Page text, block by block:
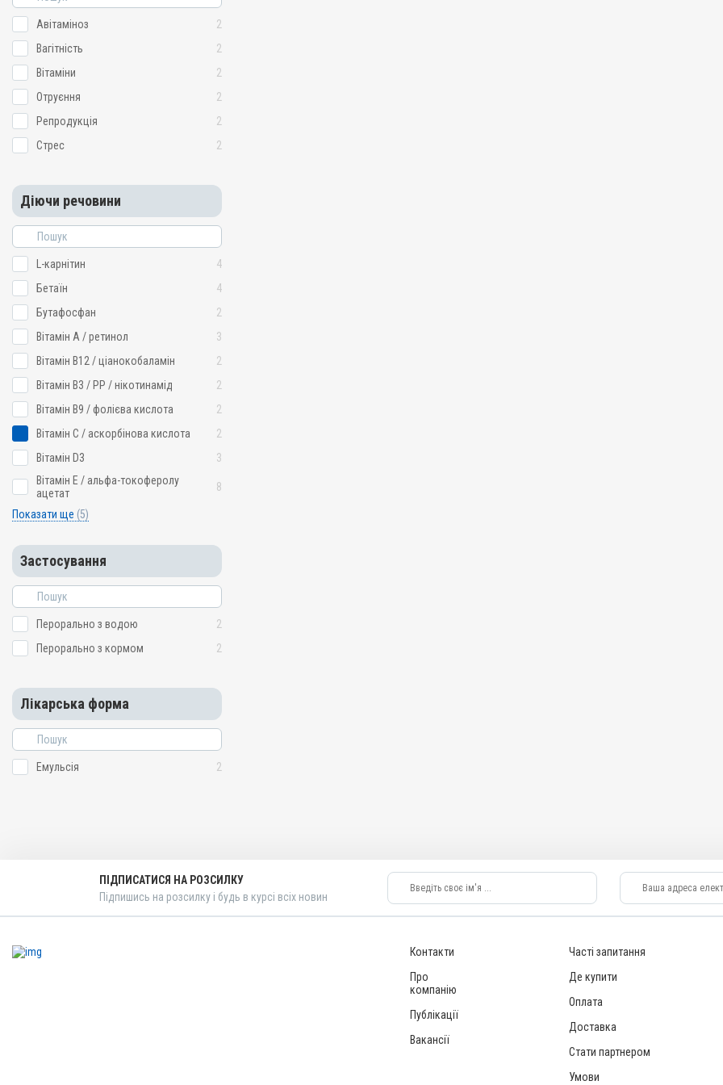
Авітаміноз
2
Вагітність
2
Вітаміни
2
Отруєння
2
Репродукція
2
Стрес
2
Діючи речовини
L-карнітин
4
Бетаїн
4
Бутафосфан
2
Вітамін A / ретинол
3
Вітамін B12 / ціанокобаламін
2
Вітамін B3 / PP / нікотинамід
2
Вітамін B9 / фолієва кислота
2
Вітамін C / аскорбінова кислота
2
Вітамін D3
3
Вітамін E / альфа-токоферолу
ацетат
8
Показати ще (5)
Застосування
Перорально з водою
2
Перорально з кормом
2
Лікарська форма
Емульсія 2
ПІДПИСАТИСЯ НА РОЗСИЛКУ
Підпишись на розсилку і будь в курсі всіх новин
Контакти
Про
компанію
Публікації
Вакансії
Часті запитання
Де купити
Оплата
Доставка
Стати партнером
Умови